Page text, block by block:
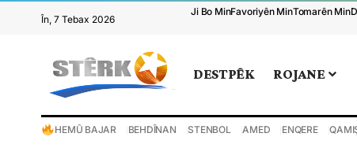
În, 7 Tebax 2026
Ji Bo MinFavoriyên MinTomarên Min
DESTPÊK ROJANE
HEMÛ BAJAR BEHDÎNAN STENBOL AMED ENQERE